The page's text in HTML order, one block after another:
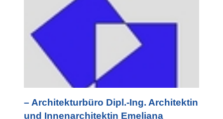
– Architekturbüro Dipl.-Ing. Architektin
und Innenarchitektin Emeliana